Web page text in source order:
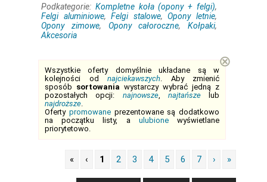
Podkategorie: Kompletne koła (opony + felgi),
Felgi aluminiowe,Felgi stalowe,Opony letnie,
Opony zimowe, Opony całoroczne, Kołpaki,
Akcesoria
Wszystkie oferty domyślnie układane są w
kolejności od najciekawszych. Aby zmienić
sposób sortowania wystarczy wybrać jedną z
pozostałych opcji: najnowsze, najtańszelub
najdroższe.
Oferty promowaneprezentowane są dodatkowo
na początku listy, a ulubionewyświetlane
priorytetowo.
⊗
« ‹ 1 2 3 4 5 6 7 › »